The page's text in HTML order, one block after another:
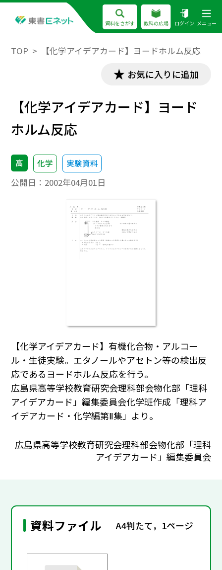
資料をさがす 教科の広場 ログイン メニュー
TOP 【化学アイデアカード】ヨードホルム反応
お気に入りに追加
【化学アイデアカード】ヨード
ホルム反応
高 化学 実験資料
公開日： 2002年04月01日
【化学アイデアカード】有機化合物・アルコー
ル・生徒実験。エタノールやアセトン等の検出反
応であるヨードホルム反応を行う。
広島県高等学校教育研究会理科部会物化部「理科
アイデアカード」編集委員会化学班作成「理科ア
イデアカード・化学編第Ⅱ集」より。
広島県高等学校教育研究会理科部会物化部「理科
アイデアカード」編集委員会
資料ファイル A4判たて，1ページ